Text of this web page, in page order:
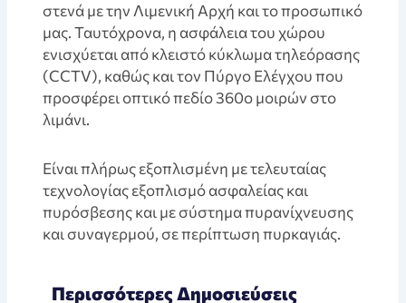
στενά με την Λιμενική Αρχή και το προσωπικό
μας. Ταυτόχρονα, η ασφάλεια του χώρου
ενισχύεται από κλειστό κύκλωμα τηλεόρασης
(CCTV), καθώς και τον Πύργο Ελέγχου που
προσφέρει οπτικό πεδίο 360ο μοιρών στο
λιμάνι.
Είναι πλήρως εξοπλισμένη με τελευταίας
τεχνολογίας εξοπλισμό ασφαλείας και
πυρόσβεσης και με σύστημα πυρανίχνευσης
και συναγερμού, σε περίπτωση πυρκαγιάς.
Περισσότερες Δημοσιεύσεις